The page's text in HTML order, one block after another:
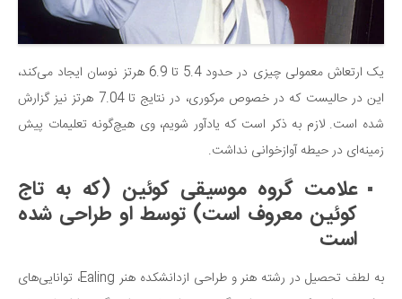
یک ارتعاش معمولی چیزی در حدود 5.4 تا 6.9 هرتز نوسان ایجاد می‌کند،
این در حالیست که در خصوص مرکوری، در نتایج تا 7.04 هرتز نیز گزارش
شده است. لازم به ذکر است که یادآور شویم، وی هیچ‌گونه تعلیمات پیش
زمینه‌ای در حیطه آوازخوانی نداشت.
علامت گروه موسیقی کوئین (که به تاج
کوئین معروف است) توسط او طراحی شده
است
به لطف تحصیل در رشته هنر و طراحی ازدانشکده هنر Ealing، توانایی‌های